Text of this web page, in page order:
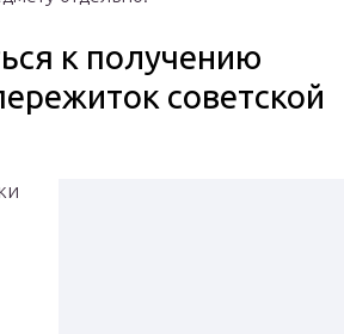
к получению
советской